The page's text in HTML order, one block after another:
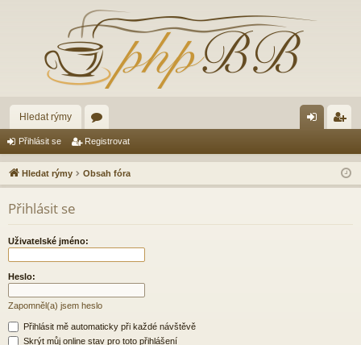
Hledat rýmy
ór
a lá
sit
ist
ro
Přihlásit se Registrovat
Hledat rýmy Obsah fóra
Přihlásit se
Uživatelské jméno:
Heslo:
Zapomněl(a) jsem heslo
Přihlásit mě automaticky při každé návštěvě
Skrýt můj online stav pro toto přihlášení